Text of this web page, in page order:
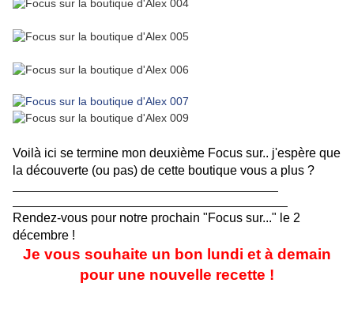
Voilà ici se termine mon deuxième Focus sur.. j'espère que
la découverte (ou pas) de cette boutique vous a plus ?
Rendez-vous pour notre prochain "Focus sur..." le 2
décembre !
Je vous souhaite un bon lundi et à demain
pour une nouvelle recette !